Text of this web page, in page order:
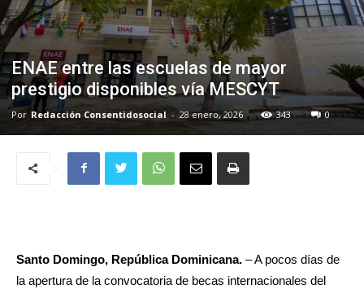
ENAE entre las escuelas de mayor
prestigio disponibles vía MESCYT
Por Redacción Consentidosocial - 28 enero, 2026 343 0
Santo Domingo, República Dominicana. – A pocos días de
la apertura de la convocatoria de becas internacionales del